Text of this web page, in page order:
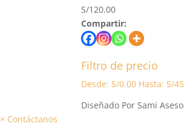
S/120.00
Compartir:
Filtro de precio
Desde:S/0.00 Hasta:S/
Diseñado Por Sami
× Contáctanos